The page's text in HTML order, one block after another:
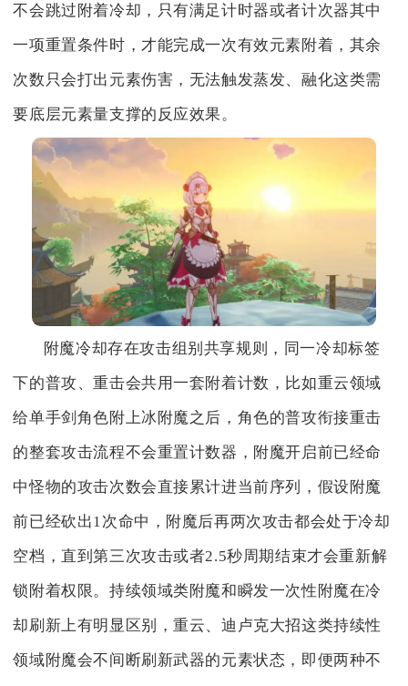
不会跳过附着冷却，只有满足计时器或者计次器其中
一项重置条件时，才能完成一次有效元素附着，其余
次数只会打出元素伤害，无法触发蒸发、融化这类需
要底层元素量支撑的反应效果。
附魔冷却存在攻击组别共享规则，同一冷却标签
下的普攻、重击会共用一套附着计数，比如重云领域
给单手剑角色附上冰附魔之后，角色的普攻衔接重击
的整套攻击流程不会重置计数器，附魔开启前已经命
中怪物的攻击次数会直接累计进当前序列，假设附魔
前已经砍出1次命中，附魔后再两次攻击都会处于冷却
空档，直到第三次攻击或者2.5秒周期结束才会重新解
锁附着权限。持续领域类附魔和瞬发一次性附魔在冷
却刷新上有明显区别，重云、迪卢克大招这类持续性
领域附魔会不间断刷新武器的元素状态，即便两种不